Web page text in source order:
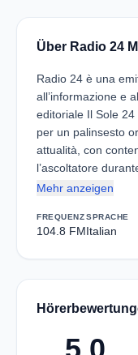
Über Radio 24
Radio 24 è una
all’informazione e
editoriale Il Sole
per un palinsesto
attualità, con
l’ascoltatore
Mehr anzeigen
FREQUENZ
104.8 FM
SPRACHE
Italian